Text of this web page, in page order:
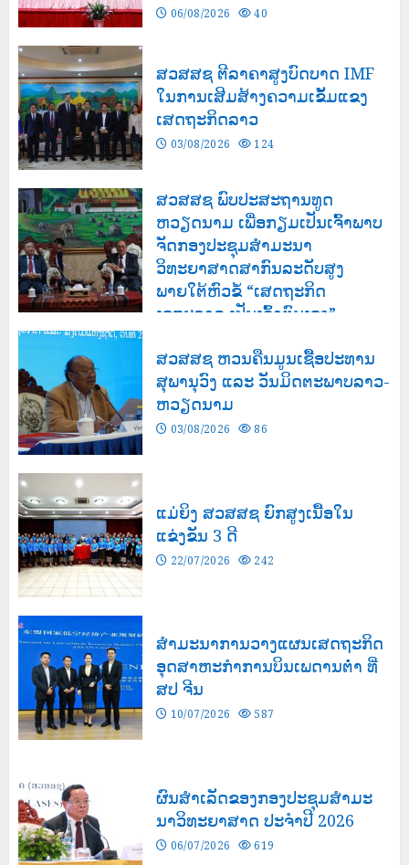
06/08/2026 40
ສວສສຊ ຕີລາຄາສູງບົດບາດ IMF
ໃນການເສີມສ້າງຄວາມເຂັ້ມແຂງ
ເສດຖະກິດລາວ
03/08/2026 124
ສວສສຊ ພົບປະສະຖານທູດ
ຫວຽດນາມ ເພື່ອກຽມເປັນເຈົ້າພາບ
ຈັດກອງປະຊຸມສຳມະນາ
ວິທະຍາສາດສາກົນລະດັບສູງ
ພາຍໃຕ້ຫົວຂໍ້ “ເສດຖະກິດ
ເອກະລາດ ເປັນເຈົ້າຕົນເອງ”
ສວສສຊ ຫວນຄືນມູນເຊື້ອປະທານ
ສຸພານຸວົງ ແລະ ວັນມິດຕະພາບລາວ-
ຫວຽດນາມ
03/08/2026 86
ແມ່ຍິງ ສວສສຊ ຍົກສູງເນື້ອໃນ
ແຂ່ງຂັນ 3 ດີ
22/07/2026 242
ສຳມະນາການວາງແຜນເສດຖະກິດ
ອຸດສາຫະກຳການບິນເພດານຕ່ຳ ທີ່
ສປ ຈີນ
10/07/2026 587
ຜົນສໍາເລັດຂອງກອງປະຊຸມສຳມະ
ນາວິທະຍາສາດ ປະຈຳປີ 2026
06/07/2026 619